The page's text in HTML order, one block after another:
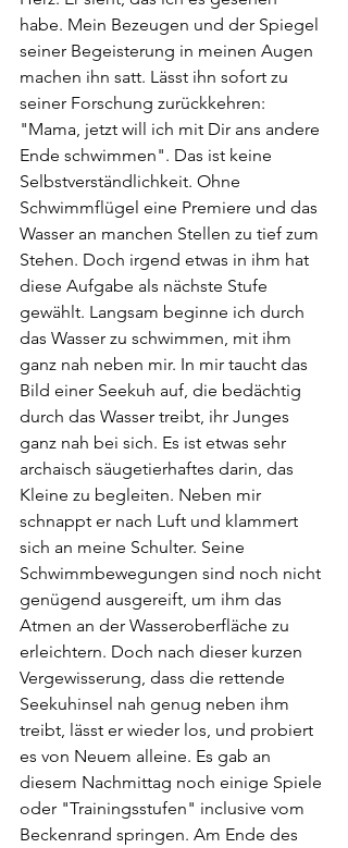
habe. Mein Bezeugen und der Spiegel
seiner Begeisterung in meinen Augen
machen ihn satt. Lässt ihn sofort zu
seiner Forschung zurückkehren:
"Mama, jetzt will ich mit Dir ans andere
Ende schwimmen". Das ist keine
Selbstverständlichkeit. Ohne
Schwimmflügel eine Premiere und das
Wasser an manchen Stellen zu tief zum
Stehen. Doch irgend etwas in ihm hat
diese Aufgabe als nächste Stufe
gewählt. Langsam beginne ich durch
das Wasser zu schwimmen, mit ihm
ganz nah neben mir. In mir taucht das
Bild einer Seekuh auf, die bedächtig
durch das Wasser treibt, ihr Junges
ganz nah bei sich. Es ist etwas sehr
archaisch säugetierhaftes darin, das
Kleine zu begleiten. Neben mir
schnappt er nach Luft und klammert
sich an meine Schulter. Seine
Schwimmbewegungen sind noch nicht
genügend ausgereift, um ihm das
Atmen an der Wasseroberfläche zu
erleichtern. Doch nach dieser kurzen
Vergewisserung, dass die rettende
Seekuhinsel nah genug neben ihm
treibt, lässt er wieder los, und probiert
es von Neuem alleine. Es gab an
diesem Nachmittag noch einige Spiele
oder "Trainingsstufen" inclusive vom
Beckenrand springen. Am Ende des